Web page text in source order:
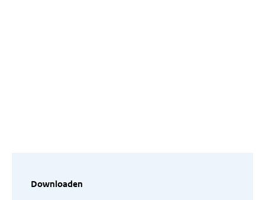
Downloaden